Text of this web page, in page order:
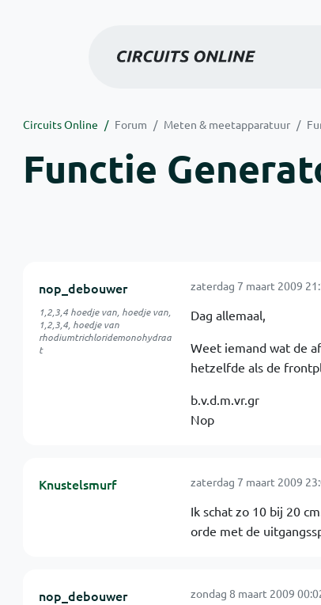
Circuits Online Forum Meten & meetapparatuur
Functie
nop_debouwer
1,2,3,4 hoedje van, hoedje van,
1,2,3,4, hoedje van
rhodiumtrichloridemonohydraa
t
zaterdag 7 maart 2009
Dag allemaal,
Weet iemand wat de
hetzelfde als de
b.v.d.m.vr.gr
Nop
Knustelsmurf zaterdag 7 maart 2009
Ik schat zo 10 bij 20
orde met de
nop_debouwer zondag 8 maart 2009